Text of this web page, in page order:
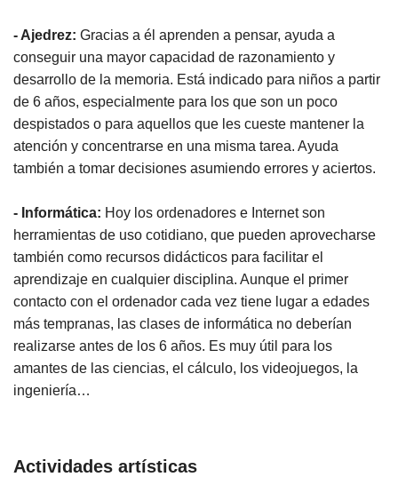
- Ajedrez: Gracias a él aprenden a pensar, ayuda a
conseguir una mayor capacidad de razonamiento y
desarrollo de la memoria. Está indicado para niños a partir
de 6 años, especialmente para los que son un poco
despistados o para aquellos que les cueste mantener la
atención y concentrarse en una misma tarea. Ayuda
también a tomar decisiones asumiendo errores y aciertos.
- Informática: Hoy los ordenadores e Internet son
herramientas de uso cotidiano, que pueden aprovecharse
también como recursos didácticos para facilitar el
aprendizaje en cualquier disciplina. Aunque el primer
contacto con el ordenador cada vez tiene lugar a edades
más tempranas, las clases de informática no deberían
realizarse antes de los 6 años. Es muy útil para los
amantes de las ciencias, el cálculo, los videojuegos, la
ingeniería…
Actividades artísticas